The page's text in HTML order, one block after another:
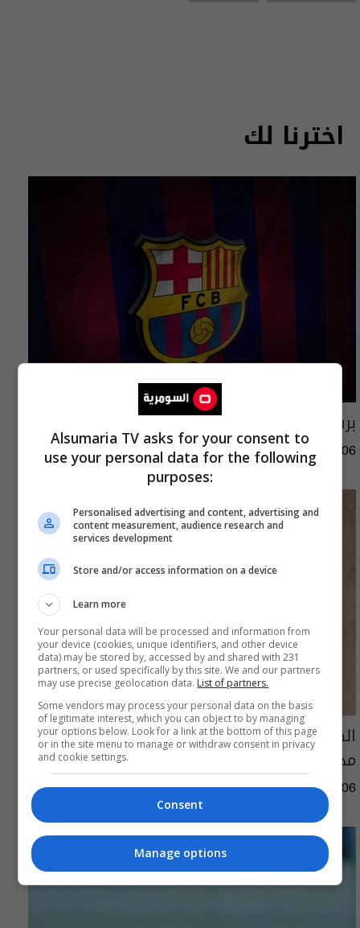
اخترنا لك
برشلونة يلغي مباراته الودية في دولة عربية
17:10 | 2026-08-06
الصراع يحتدم على "رودري".. برشلونة وريال
مدريد بانتظار قرار نجم السيتي
08:09 | 2026-08-06
Alsumaria TV asks for your consent to
use your personal data for the following
purposes:
Personalised advertising and content, advertising and
content measurement, audience research and
services development
Store and/or access information on a device
Learn more
Your personal data will be processed and information from
your device (cookies, unique identifiers, and other device
data) may be stored by, accessed by and shared with 231
partners, or used specifically by this site. We and our partners
may use precise geolocation data. List of partners.
Some vendors may process your personal data on the basis
of legitimate interest, which you can object to by managing
your options below. Look for a link at the bottom of this page
or in the site menu to manage or withdraw consent in privacy
and cookie settings.
Consent
Manage options